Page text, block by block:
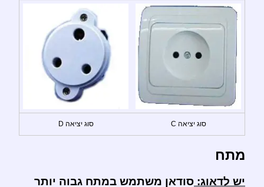
סוג יציאה C סוג יציאה D
מתח
יש לדאוג: סודאן משתמש במתח גבוה יותר